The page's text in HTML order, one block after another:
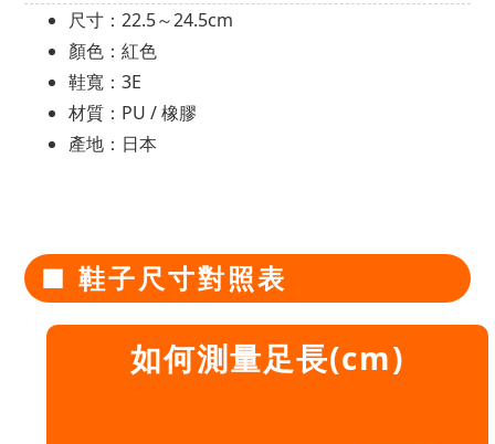
尺寸：22.5～24.5cm
顏色：紅色
鞋寬：3E
材質：PU / 橡膠
產地：日本
■ 鞋子尺寸對照表
如何測量足長(cm)